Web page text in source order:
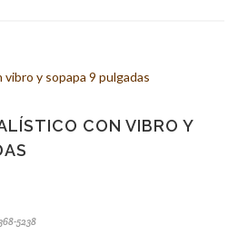
CON VIBRO Y
5238